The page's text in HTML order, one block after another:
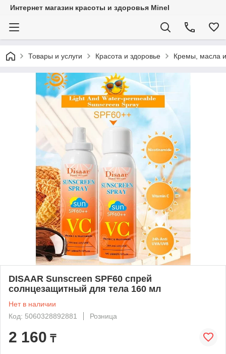
Интернет магазин красоты и здоровья Minel
Товары и услуги Красота и здоровье Кремы, масла
DISAAR Sunscreen SPF60 спрей
солнцезащитный для тела 160 мл
Нет в наличии
Код: 5060328892881
Розница
2 160 ₸